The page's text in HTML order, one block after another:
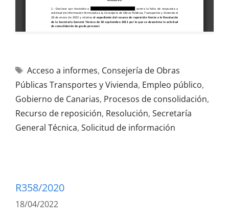
Acceso a informes, Consejería de Obras
Públicas Transportes y Vivienda, Empleo público,
Gobierno de Canarias, Procesos de consolidación,
Recurso de reposición, Resolución, Secretaría
General Técnica, Solicitud de información
R358/2020
18/04/2022